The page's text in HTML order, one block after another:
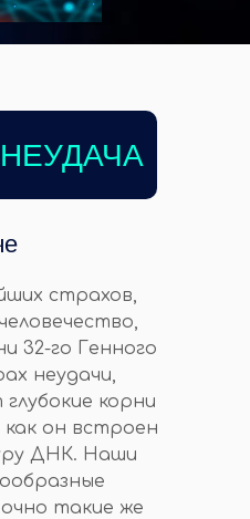
страхов,
32-го Генного
неудачи,
корни
как он встроен
ДНК. Наши
такие же